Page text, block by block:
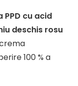
cu acid
deschis rosu
100 % a